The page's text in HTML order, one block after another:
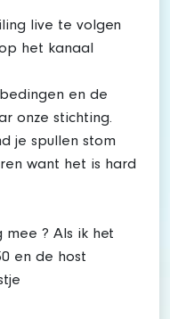
live te volgen
het kanaal
en de
onze stichting.
je spullen stom
want het is hard
mee ? Als ik het
en de host